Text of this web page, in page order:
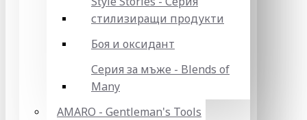
стилизиращи продукти
Боя и оксидант
Серия за мъже - Blends of
Many
AMARO - Gentleman's Tools